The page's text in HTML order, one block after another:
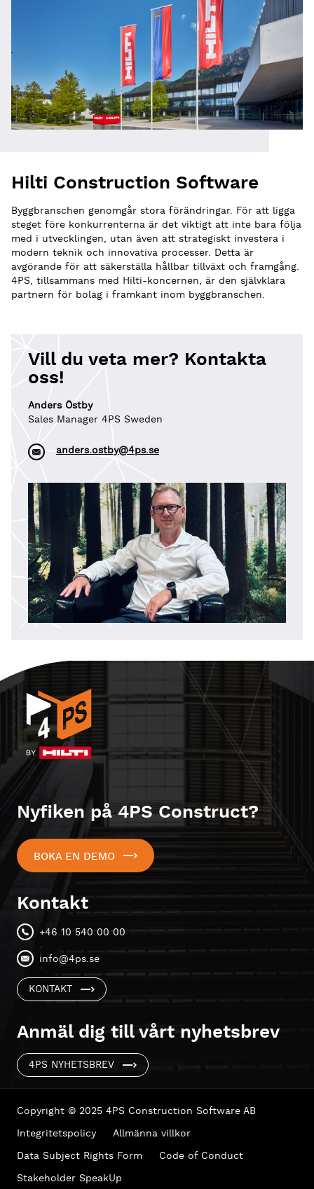
Hilti Construction Software
Byggbranschen genomgår stora förändringar. För att ligga
steget före konkurrenterna är det viktigt att inte bara följa
med i utvecklingen, utan även att strategiskt investera i
modern teknik och innovativa processer. Detta är
avgörande för att säkerställa hållbar tillväxt och framgång.
4PS, tillsammans med Hilti-koncernen, är den självklara
partnern för bolag i framkant inom byggbranschen.
Vill du veta mer? Kontakta
oss!
Anders Östby
Sales Manager 4PS Sweden
anders.ostby@4ps.se
Nyfiken på 4PS Construct?
BOKA EN DEMO
Kontakt
+46 10 540 00 00
info@4ps.se
KONTAKT
Anmäl dig till vårt nyhetsbrev
4PS NYHETSBREV
Copyright © 2025 4PS Construction Software AB
Integritetspolicy
Allmänna villkor
Data Subject Rights Form
Code of Conduct
Stakeholder SpeakUp